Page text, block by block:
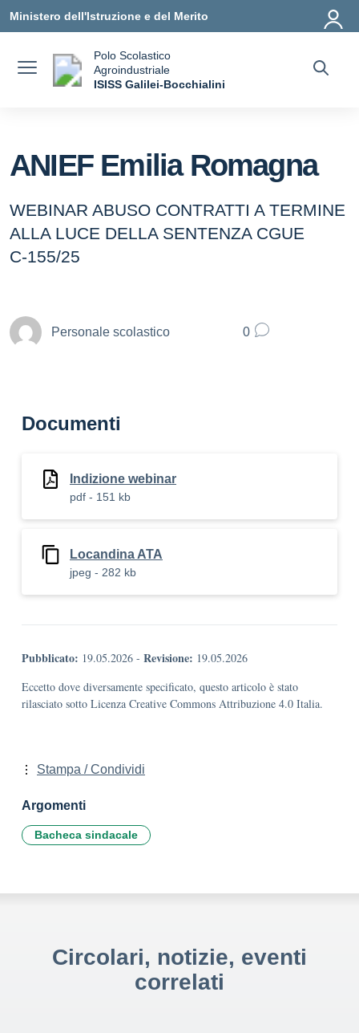
Ministero dell'Istruzione e del Merito
Polo Scolastico
Agroindustriale
ISISS Galilei-Bocchialini
ANIEF Emilia Romagna
WEBINAR ABUSO CONTRATTI A TERMINE
ALLA LUCE DELLA SENTENZA CGUE
C‑155/25
Personale scolastico 0
Documenti
Indizione webinar
pdf - 151 kb
Locandina ATA
jpeg - 282 kb
Pubblicato: 19.05.2026 - Revisione: 19.05.2026
Eccetto dove diversamente specificato, questo articolo è stato
rilasciato sotto Licenza Creative Commons Attribuzione 4.0 Italia.
Stampa / Condividi
Argomenti
Bacheca sindacale
Circolari, notizie, eventi
correlati